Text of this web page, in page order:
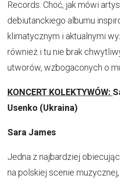
Records. Choć, jak mówi
debiutanckiego albumu
klimatycznym i aktualnymi
również i tu nie brak
utworów, wzbogaconych o
KONCERT KOLEKTYWÓW:
Usenko (Ukraina)
Sara James
Jedna z najbardziej
na polskiej scenie muzycznej,